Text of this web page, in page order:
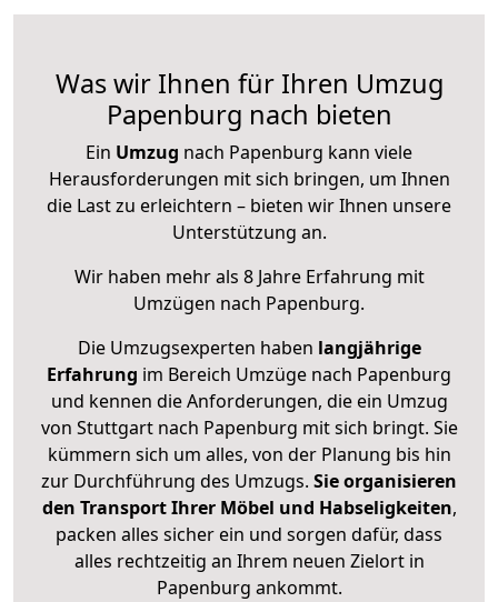
Was wir Ihnen für Ihren Umzug
Papenburg nach bieten
Ein Umzug nach Papenburg kann viele
Herausforderungen mit sich bringen, um Ihnen
die Last zu erleichtern – bieten wir Ihnen unsere
Unterstützung an.
Wir haben mehr als 8 Jahre Erfahrung mit
Umzügen nach Papenburg.
Die Umzugsexperten haben langjährige
Erfahrung im Bereich Umzüge nach Papenburg
und kennen die Anforderungen, die ein Umzug
von Stuttgart nach Papenburg mit sich bringt. Sie
kümmern sich um alles, von der Planung bis hin
zur Durchführung des Umzugs. Sie organisieren
den Transport Ihrer Möbel und Habseligkeiten,
packen alles sicher ein und sorgen dafür, dass
alles rechtzeitig an Ihrem neuen Zielort in
Papenburg ankommt.